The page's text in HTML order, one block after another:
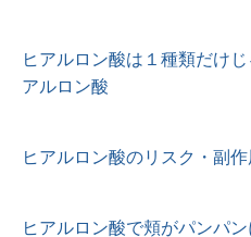
ヒアルロン酸は１種類だけ
アルロン酸
ヒアルロン酸のリスク・副
ヒアルロン酸で頬がパンパ